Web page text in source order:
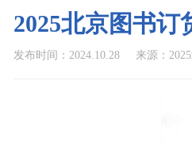
2025北京图书订
发布时间：2024.10.28 来源：